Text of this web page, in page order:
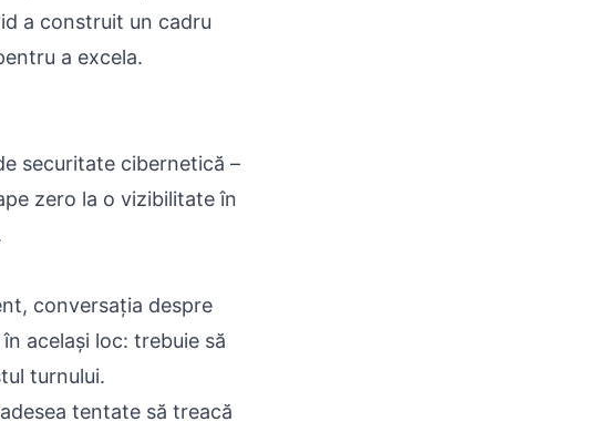
a construit un cadru
a excela.
securitate cibernetică –
zero la o vizibilitate în
conversația despre
același loc: trebuie să
turnului.
tentate să treacă